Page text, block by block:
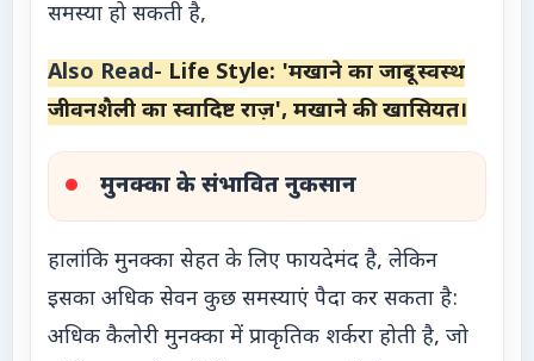
समस्या हो सकती है,
Also Read- Life Style: 'मखाने का जादू- स्वस्थ
जीवनशैली का स्वादिष्ट राज़', मखाने की खासियत।
मुनक्का के संभावित नुकसान
हालांकि मुनक्का सेहत के लिए फायदेमंद है, लेकिन
इसका अधिक सेवन कुछ समस्याएं पैदा कर सकता है:
अधिक कैलोरी मुनक्का में प्राकृतिक शर्करा होती है, जो